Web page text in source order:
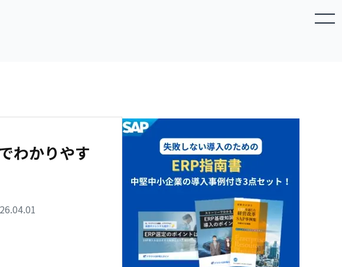
toggle navigation
わかりやす